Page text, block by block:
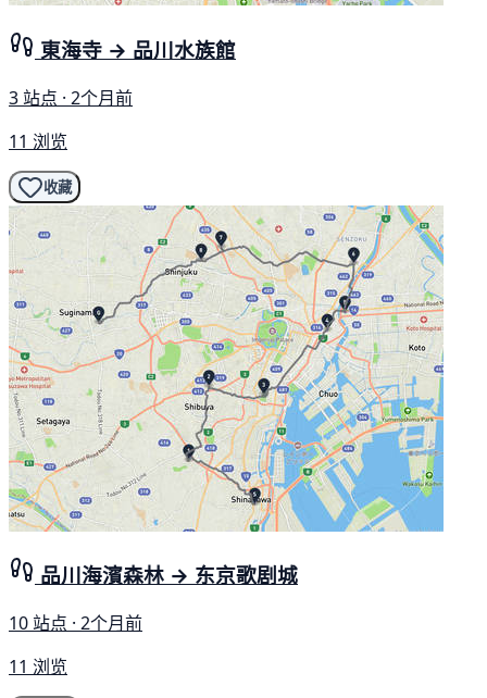
東海寺 → 品川水族館
3 站点 · 2个月前
11 浏览
收藏
品川海濱森林 → 东京歌剧城
10 站点 · 2个月前
11 浏览